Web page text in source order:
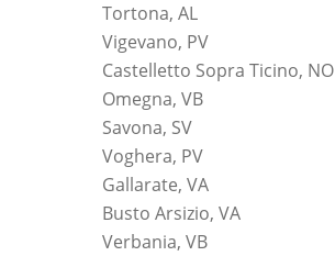
Tortona, AL
Vigevano, PV
Castelletto Sopra Ticino, NO
Omegna, VB
Savona, SV
Voghera, PV
Gallarate, VA
Busto Arsizio, VA
Verbania, VB